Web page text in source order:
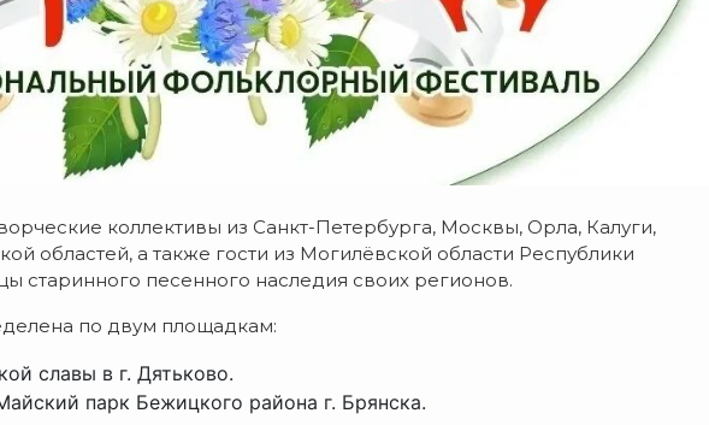
коллективы из Санкт-Петербурга, Москвы, Орла, Калуги,
областей, а также гости из Могилёвской области Республики
старинного песенного наследия своих регионов.
по двум площадкам:
славы в г. Дятьково.
парк Бежицкого района г. Брянска.